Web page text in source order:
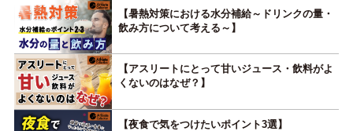
【暑熱対策における水分補給～ドリンクの量・
飲み方について考える～】
【アスリートにとって甘いジュース・飲料がよ
くないのはなぜ？】
【夜食で気をつけたいポイント3選】